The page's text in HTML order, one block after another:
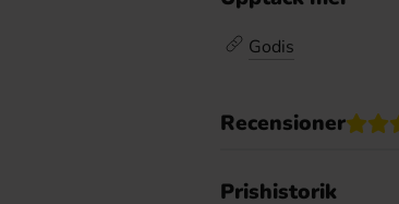
Godis
Recensioner
Prishistorik